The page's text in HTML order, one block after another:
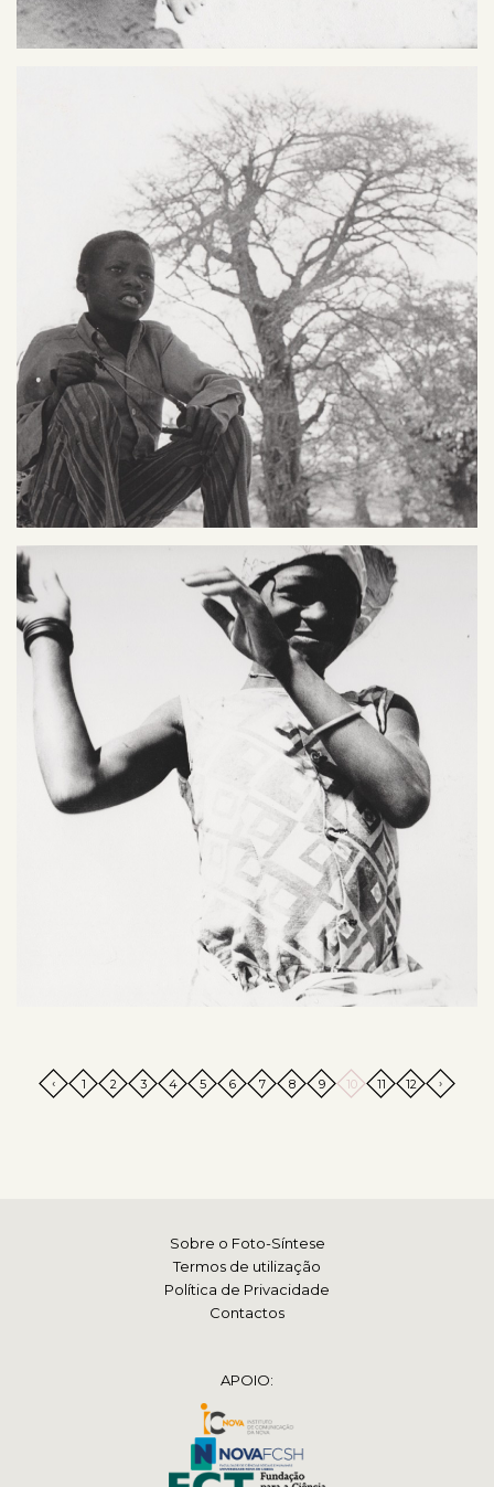
‹ 1 2 3 4 5 6 7 8 9 10 11 12 ›
Sobre o Foto-Síntese
Termos de utilização
Política de Privacidade
Contactos
APOIO: